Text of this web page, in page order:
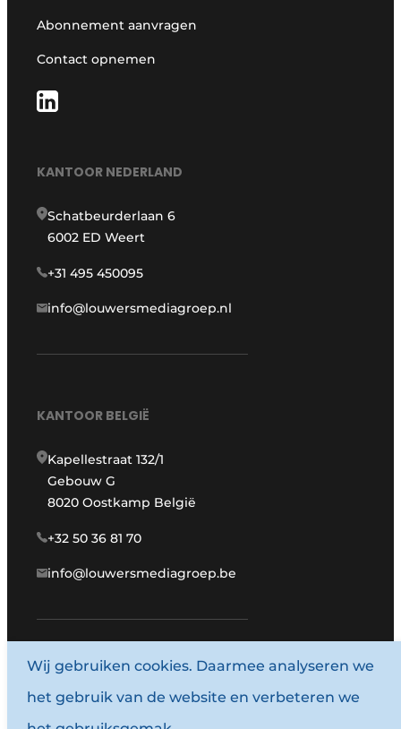
Abonnement aanvragen
Contact opnemen
KANTOOR NEDERLAND
Schatbeurderlaan 6
6002 ED Weert
+31 495 450095
info@louwersmediagroep.nl
KANTOOR BELGIË
Kapellestraat 132/1
Gebouw G
8020 Oostkamp België
+32 50 36 81 70
info@louwersmediagroep.be
www.louwersmediagroep.com
© 1987 - 2026 Louwersmediagroep.
Wij gebruiken cookies. Daarmee analyseren we
het gebruik van de website en verbeteren we